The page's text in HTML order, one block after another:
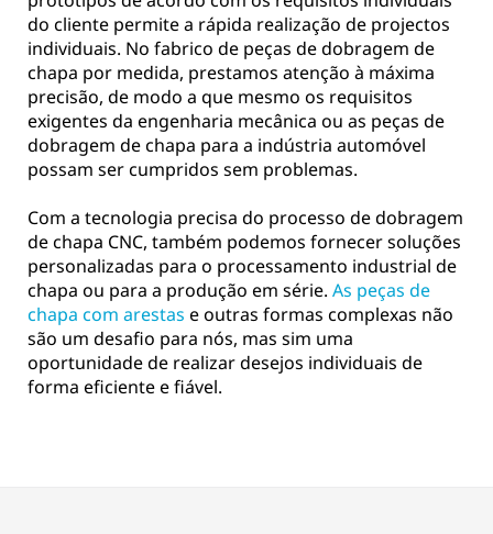
do cliente permite a rápida realização de projectos
individuais. No fabrico de peças de dobragem de
chapa por medida, prestamos atenção à máxima
precisão, de modo a que mesmo os requisitos
exigentes da engenharia mecânica ou as peças de
dobragem de chapa para a indústria automóvel
possam ser cumpridos sem problemas.
Com a tecnologia precisa do processo de dobragem
de chapa CNC, também podemos fornecer soluções
personalizadas para o processamento industrial de
chapa ou para a produção em série. As peças de
chapa com arestas e outras formas complexas não
são um desafio para nós, mas sim uma
oportunidade de realizar desejos individuais de
forma eficiente e fiável.